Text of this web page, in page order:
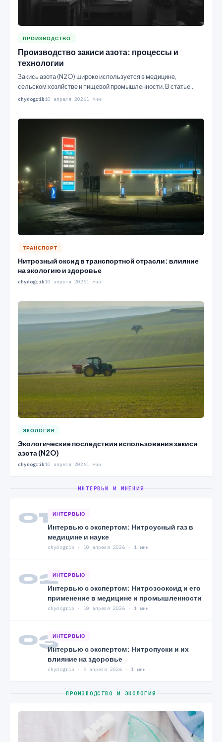
ПРОИЗВОДСТВО
Производство закиси азота: процессы и
технологии
Закись азота (N2O) широко используется в медицине,
сельском хозяйстве и пищевой промышленности. В статье
рассматриваются методы производства этого…
chydogrib10 апреля 20261 мин
ТРАНСПОРТ
Нитрозный оксид в транспортной отрасли: влияние
на экологию и здоровье
chydogrib10 апреля 20261 мин
ЭКОЛОГИЯ
Экологические последствия использования закиси
азота (N2O)
chydogrib10 апреля 20261 мин
ИНТЕРВЬЮ И МНЕНИЯ
01 ИНТЕРВЬЮ
Интервью с экспертом: Нитроусный газ в
медицине и науке
chydogrib · 10 апреля 2026 · 1 мин
02ИНТЕРВЬЮ
Интервью с экспертом: Нитрозооксид и его
применение в медицине и промышленности
chydogrib · 10 апреля 2026 · 1 мин
03ИНТЕРВЬЮ
Интервью с экспертом: Нитропуски и их
влияние на здоровье
chydogrib · 9 апреля 2026 · 1 мин
ПРОИЗВОДСТВО И ЭКОЛОГИЯ